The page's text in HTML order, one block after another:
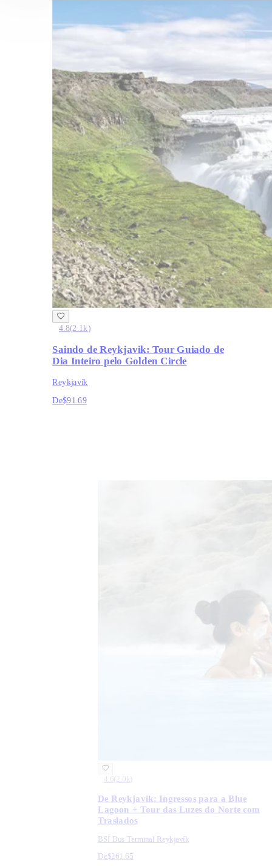
4.8(2.1k)
Saindo de Reykjavik: Tour Guiado de
Dia Inteiro pelo Golden Circle
Reykjavík
De$91.69
4.6( 2.0k )
De Reykjavik: Ingressos para a Blue
Lagoon + Tour das Luzes do Norte com
Traslados
BSÍ Bus Terminal Reykjavík
De$261.65